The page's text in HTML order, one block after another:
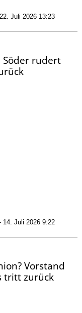
Juli 2026 13:23
Söder rudert
Juli 2026 9:22
Vorstand
tritt zurück